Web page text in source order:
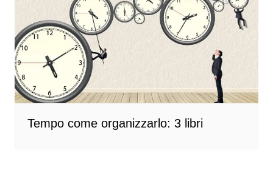
Tempo come organizzarlo: 3 libri